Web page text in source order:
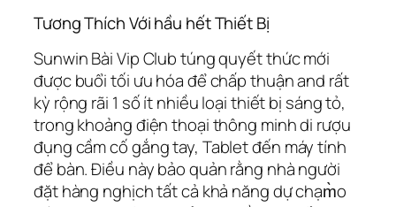
Tương Thích Với hầu hết Thiết Bị
Sunwin Bài Vip Club túng quyết thức mới
được buổi tối ưu hóa để chấp thuận and rất
kỳ rộng rãi 1 số ít nhiều loại thiết bị sáng tỏ,
trong khoảng điện thoại thông minh di rượu
đụng cầm cố gắng tay, Tablet đến máy tính
để bàn. Điều này bảo quản rằng nhà người
đặt hàng nghịch tất cả khả năng dự chạm̀o